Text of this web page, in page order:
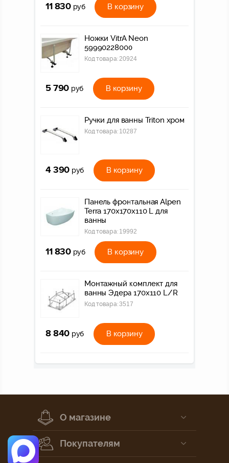
11 830 руб В корзину
Ножки VitrA Neon
59990228000
Код товара: 20924
5 790 руб В корзину
Ручки для ванны Triton хром
Код товара: 10287
4 390 руб В корзину
Панель фронтальная Alpen
Terra 170х170х110 L для
ванны
Код товара: 19992
11 830 руб В корзину
Монтажный комплект для
ванны Эдера 170х110 L/R
Код товара:3517
8 840 руб В корзину
О магазине
Покупателям